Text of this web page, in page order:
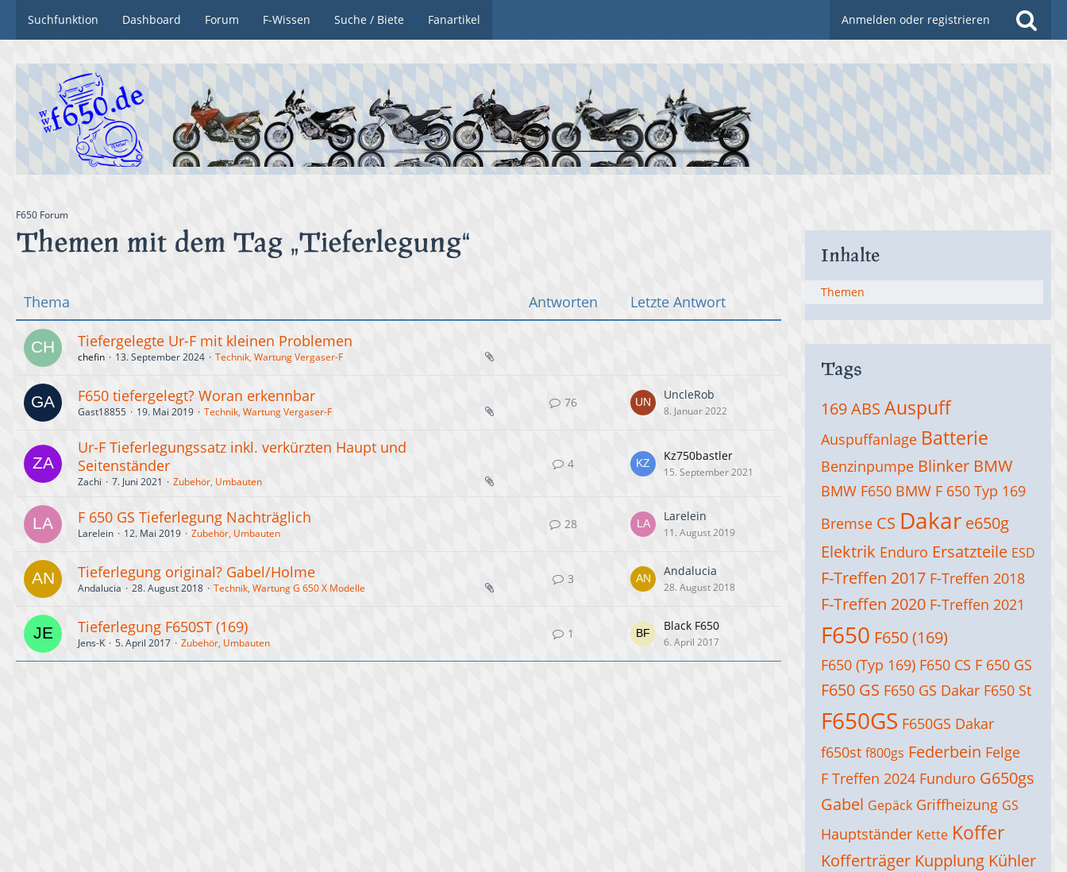
Suchfunktion Dashboard Forum F-Wissen Suche / Biete Fanartikel Anmelden oder registrieren
F650 Forum
Themen mit dem Tag „Tieferlegung“
Thema Antworten Letzte Antwort
Tiefergelegte Ur-F mit kleinen Problemen
chefin 13. September 2024 Technik, Wartung Vergaser-F
F650 tiefergelegt? Woran erkennbar
Gast18855 19. Mai 2019 Technik, Wartung Vergaser-F
76
UncleRob
8. Januar 2022
Ur-F Tieferlegungssatz inkl. verkürzten Haupt und
Seitenständer
Zachi 7. Juni 2021 Zubehör, Umbauten
4
Kz750bastler
15. September 2021
F 650 GS Tieferlegung Nachträglich
Larelein 12. Mai 2019 Zubehör, Umbauten
28
Larelein
11. August 2019
Tieferlegung original? Gabel/Holme
Andalucia 28. August 2018 Technik, Wartung G 650 X Modelle
3
Andalucia
28. August 2018
Tieferlegung F650ST (169)
Jens-K 5. April 2017 Zubehör, Umbauten
1
Black F650
6. April 2017
Inhalte
Themen
Tags
169ABS Auspuff
Auspuffanlage Batterie
Benzinpumpe Blinker BMW
BMW F650 BMW F 650 Typ 169
Bremse CS Dakar e650g
Elektrik Enduro Ersatzteile ESD
F-Treffen 2017 F-Treffen 2018
F-Treffen 2020 F-Treffen 2021
F650 F650 (169)
F650 (Typ 169) F650 CS F 650 GS
F650 GS F650 GS Dakar F650 St
F650GS F650GS Dakar
f650st f800gs Federbein Felge
F Treffen 2024 Funduro G650gs
Gabel Gepäck Griffheizung GS
Hauptständer Kette Koffer
Kofferträger Kupplung Kühler